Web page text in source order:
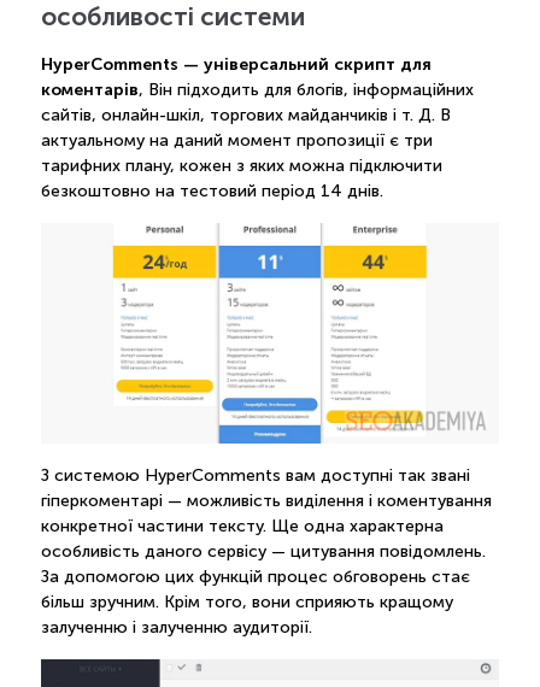
особливості системи
HyperComments — універсальний скрипт для
коментарів, Він підходить для блогів, інформаційних
сайтів, онлайн-шкіл, торгових майданчиків і т. Д. В
актуальному на даний момент пропозиції є три
тарифних плану, кожен з яких можна підключити
безкоштовно на тестовий період 14 днів.
З системою HyperComments вам доступні так звані
гіперкоментарі — можливість виділення і коментування
конкретної частини тексту. Ще одна характерна
особливість даного сервісу — цитування повідомлень.
За допомогою цих функцій процес обговорень стає
більш зручним. Крім того, вони сприяють кращому
залученню і залученню аудиторії.